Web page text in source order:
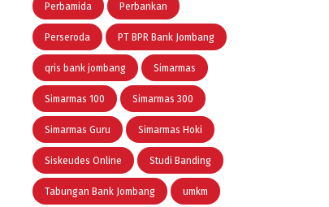
Perbamida Perbankan
Perseroda PT BPR Bank Jombang
qris bank jombang Simarmas
Simarmas 100 Simarmas 300
Simarmas Guru Simarmas Hoki
Siskeudes Online Studi Banding
Tabungan Bank Jombang umkm